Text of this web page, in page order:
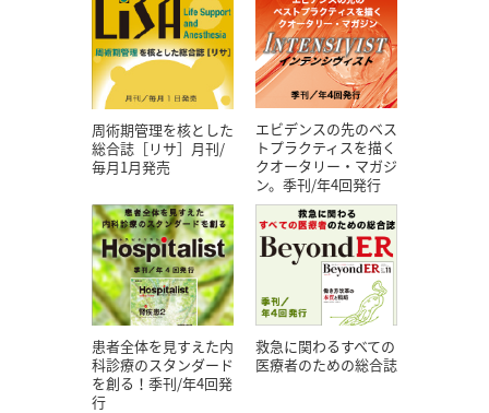
周術期管理を核とした
総合誌［リサ］月刊/
毎月1月発売
エビデンスの先のベス
トプラクティスを描く
クオータリー・マガジ
ン。季刊/年4回発行
患者全体を見すえた内
科診療のスタンダード
を創る！季刊/年4回発
行
救急に関わるすべての
医療者のための総合誌